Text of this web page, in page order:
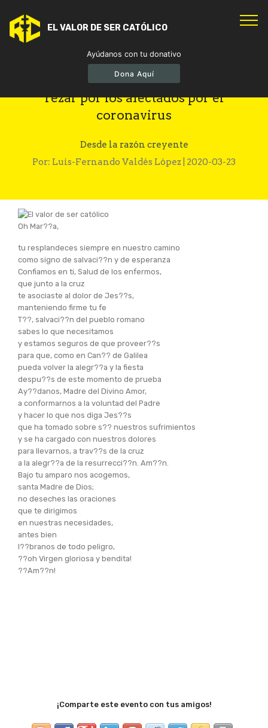
EL VALOR DE SER CATÓLICO
Ayúdanos con tu donativo
Dona Aquí
Oración del Papa Francisco para
rezar por los afectados por el
coronavirus
Desde la razón creyente
Por: Luis-Fernando Valdés López | 2020-03-23
Oh Mar??a,
tu resplandeces siempre en nuestro camino
como signo de salvaci??n y de esperanza
Confiamos en ti, Salud de los enfermos,
que junto a la cruz
te asociaste al dolor de Jes??s,
manteniendo firme tu fe
T??, salvaci??n del pueblo romano
sabes lo que necesitamos
y estamos seguros de que proveer??s
para que, como en Can?? de Galilea
pueda volver la alegr??a y la fiesta
despu??s de este momento de prueba
Ay??danos, Madre del Divino Amor,
a conformarnos a la voluntad del Padre
y hacer lo que nos diga Jes??s
que ha tomado sobre s?? nuestros sufrimientos
y se ha cargado con nuestros dolores
para llevarnos, a trav??s de la cruz
a la alegr??a de la resurrecci??n. Am??n.
Bajo tu amparo nos acogemos,
santa Madre de Dios;
no deseches las oraciones
que te dirigimos
en nuestras necesidades,
antes bien
l??branos de todo peligro,
??oh Virgen gloriosa y bendita!
??Am??n!
¡Comparte este evento con tus amigos!